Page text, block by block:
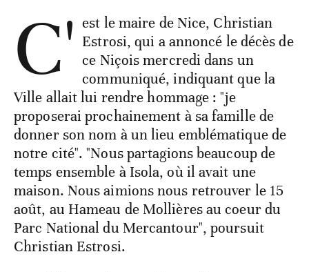
C' est le maire de Nice, Christian
Estrosi, qui a annoncé le décès de
ce Niçois mercredi dans un
communiqué, indiquant que la
Ville allait lui rendre hommage : "je
proposerai prochainement à sa famille de
donner son nom à un lieu emblématique de
notre cité". "Nous partagions beaucoup de
temps ensemble à Isola, où il avait une
maison. Nous aimions nous retrouver le 15
août, au Hameau de Mollières au coeur du
Parc National du Mercantour", poursuit
Christian Estrosi.